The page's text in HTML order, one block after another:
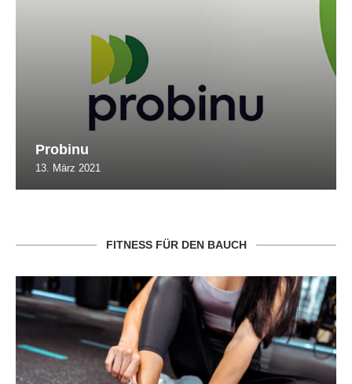
Probinu
13. März 2021
FITNESS FÜR DEN BAUCH